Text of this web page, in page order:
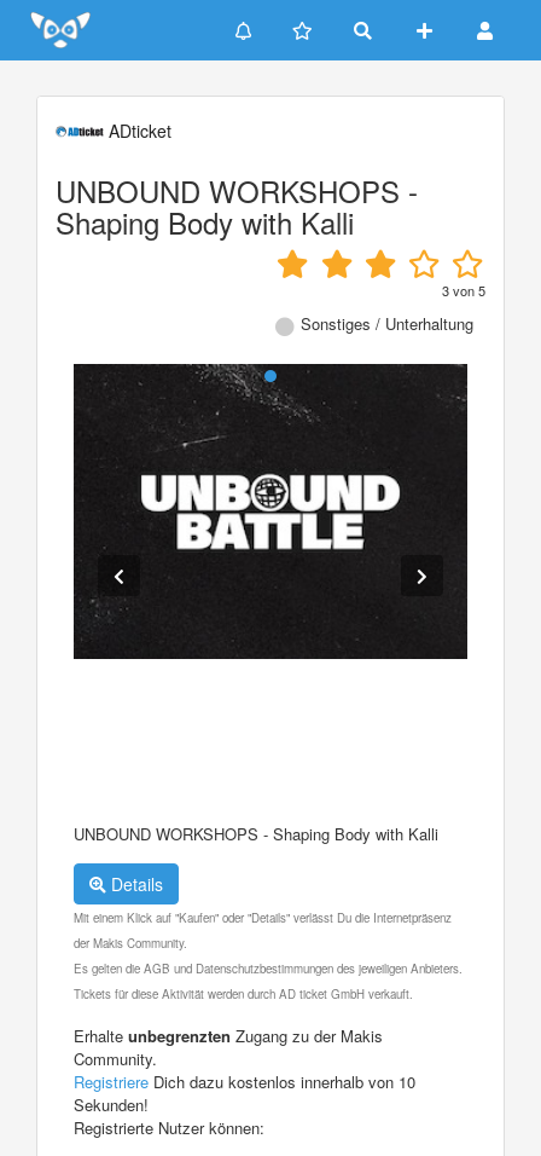
Update cookies preferences
ADticket
UNBOUND WORKSHOPS -
Shaping Body with Kalli
3von5
Sonstiges / Unterhaltung
UNBOUND WORKSHOPS - Shaping Body with Kalli
Details
Mit einem Klick auf "Kaufen" oder "Details" verlässt Du die Internetpräsenz
der Makis Community.
Es gelten die AGB und Datenschutzbestimmungen des jeweiligen Anbieters.
Tickets für diese Aktivität werden durch AD ticket GmbH verkauft.
Erhalte unbegrenzten Zugang zu der Makis
Community.
Registriere Dich dazu kostenlos innerhalb von 10
Sekunden!
Registrierte Nutzer können: